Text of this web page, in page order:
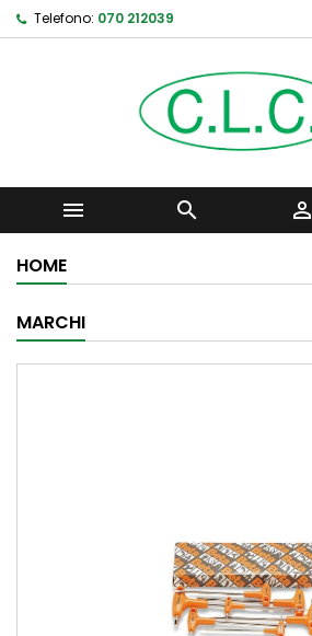
Telefono: 070 212039
  
HOME
MARCHI